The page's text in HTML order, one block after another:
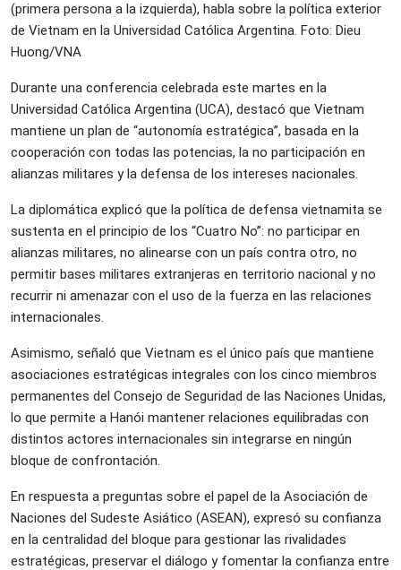
(primera persona a la izquierda), habla sobre la política exterior
de Vietnam en la Universidad Católica Argentina. Foto: Dieu
Huong/VNA
Durante una conferencia celebrada este martes en la
Universidad Católica Argentina (UCA), destacó que Vietnam
mantiene un plan de “autonomía estratégica”, basada en la
cooperación con todas las potencias, la no participación en
alianzas militares y la defensa de los intereses nacionales.
La diplomática explicó que la política de defensa vietnamita se
sustenta en el principio de los “Cuatro No”: no participar en
alianzas militares, no alinearse con un país contra otro, no
permitir bases militares extranjeras en territorio nacional y no
recurrir ni amenazar con el uso de la fuerza en las relaciones
internacionales.
Asimismo, señaló que Vietnam es el único país que mantiene
asociaciones estratégicas integrales con los cinco miembros
permanentes del Consejo de Seguridad de las Naciones Unidas,
lo que permite a Hanói mantener relaciones equilibradas con
distintos actores internacionales sin integrarse en ningún
bloque de confrontación.
En respuesta a preguntas sobre el papel de la Asociación de
Naciones del Sudeste Asiático (ASEAN), expresó su confianza
en la centralidad del bloque para gestionar las rivalidades
estratégicas, preservar el diálogo y fomentar la confianza entre